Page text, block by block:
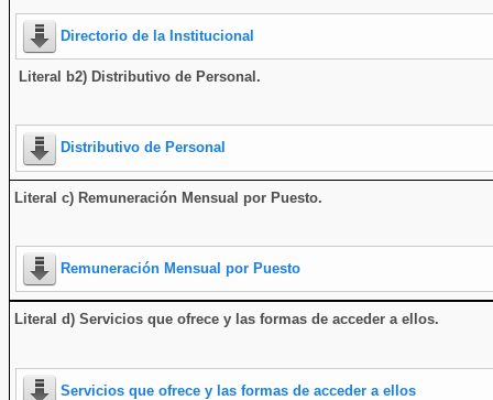
Directorio de la Institucional
Literal b2) Distributivo de Personal.
Distributivo de Personal
Literal c) Remuneración Mensual por Puesto.
Remuneración Mensual por Puesto
Literal d) Servicios que ofrece y las formas de acceder a ellos.
Servicios que ofrece y las formas de acceder a ellos